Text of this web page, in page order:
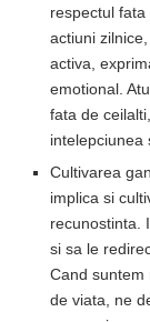
respectul
actiuni
activa,
emotional.
fata de
intelepciunea
Cultivarea
implica si
recunostinta.
si sa le
Cand suntem
de viata, ne